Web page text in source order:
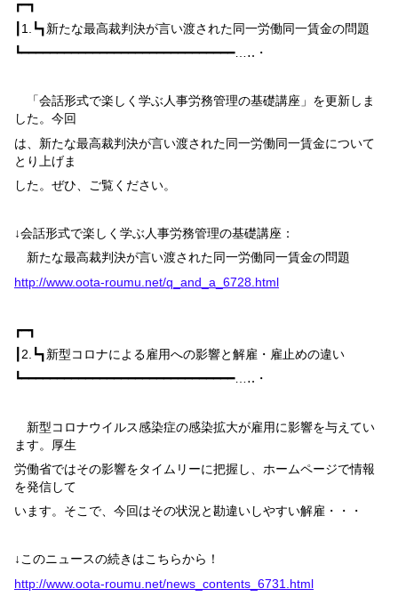
┏━┓
1. ┗┓新たな最高裁判決が言い渡された同一労働同一賃金の問題
┗━━━━━━━━━━━━━━━━━━━━━━━━━━━━━━…‥・
「会話形式で楽しく学ぶ人事労務管理の基礎講座」を更新しま
した。今回
は、新たな最高裁判決が言い渡された同一労働同一賃金について
とり上げま
した。ぜひ、ご覧ください。
↓会話形式で楽しく学ぶ人事労務管理の基礎講座：
新たな最高裁判決が言い渡された同一労働同一賃金の問題
http://www.oota-roumu.net/q_and_a_6728.html
┏━┓
2. ┗┓新型コロナによる雇用への影響と解雇・雇止めの違い
┗━━━━━━━━━━━━━━━━━━━━━━━━━━━━━━…‥・
新型コロナウイルス感染症の感染拡大が雇用に影響を与えてい
ます。厚生
労働省ではその影響をタイムリーに把握し、ホームページで情報
を発信して
います。そこで、今回はその状況と勘違いしやすい解雇・・・
↓このニュースの続きはこちらから！
http://www.oota-roumu.net/news_contents_6731.html